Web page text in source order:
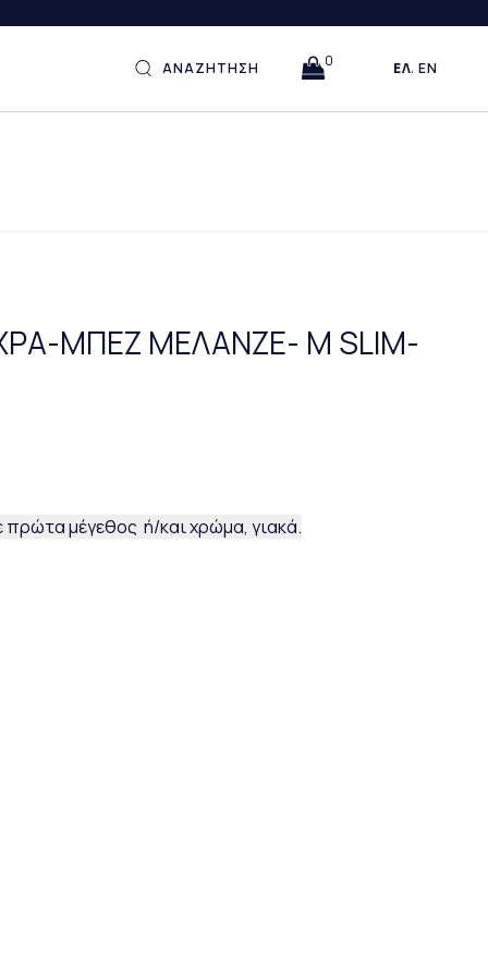
0
ΑΝΑΖΗΤΗΣΗ ΕΛΛΗΝΙΚΆ
ENGLISH
ΜΠΕΖ ΜΕΛΑΝΖΕ- M SLIM-
πρώτα μέγεθος ή/και χρώμα, γιακά.